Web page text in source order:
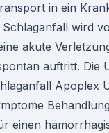
in ein
Schlaganfall wird
akute
auftritt. Die
Apoplex
einen